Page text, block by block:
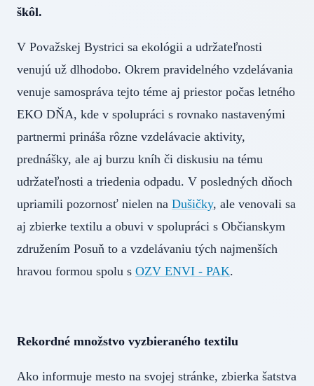
škôl.
V Považskej Bystrici sa ekológii a udržateľnosti
venujú už dlhodobo. Okrem pravidelného vzdelávania
venuje samospráva tejto téme aj priestor počas letného
EKO DŇA, kde v spolupráci s rovnako nastavenými
partnermi prináša rôzne vzdelávacie aktivity,
prednášky, ale aj burzu kníh či diskusiu na tému
udržateľnosti a triedenia odpadu. V posledných dňoch
upriamili pozornosť nielen na Dušičky, ale venovali sa
aj zbierke textilu a obuvi v spolupráci s Občianskym
združením Posuň to a vzdelávaniu tých najmenších
hravou formou spolu s OZV ENVI - PAK.
Rekordné množstvo vyzbieraného textilu
Ako informuje mesto na svojej stránke, zbierka šatstva